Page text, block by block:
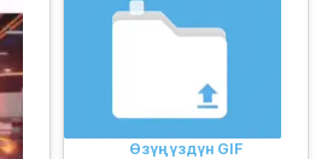
Өзүңүздүн GIF